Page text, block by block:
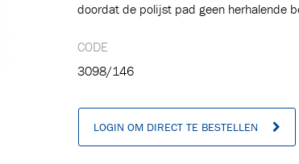
doordat de polijst pad geen herhalende
CODE
3098/146
LOGIN OM DIRECT TE BESTELLEN